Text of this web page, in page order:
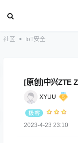
社区 IoT安全
[原创]中兴ZTE
XYUU
2023-4-23 23:10